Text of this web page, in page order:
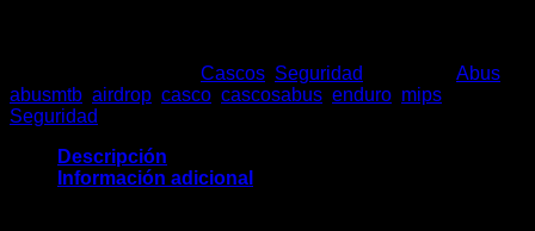
Cascos Seguridad Abus
abusmtb airdrop casco cascosabus enduro mips
Seguridad
Descripción
Información adicional